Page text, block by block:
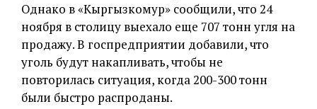
Однако в «Кыргызкомур» сообщили, что 24
ноября в столицу выехало еще 707 тонн угля на
продажу. В госпредприятии добавили, что
уголь будут накапливать, чтобы не
повторилась ситуация, когда 200-300 тонн
были быстро распроданы.